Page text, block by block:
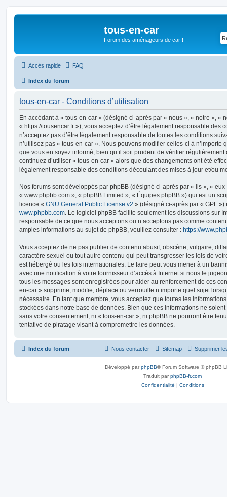
tous-en-car
Forum des aménageurs de car !
Accès rapide FAQ
Index du forum
tous-en-car - Conditions d’utilisation
En accédant à « tous-en-car » (désigné ci-après par « nous », « notre », «
« https://tousencar.fr »), vous acceptez d’être légalement responsable des
n’acceptez pas d’être légalement responsable de toutes les conditions
n’utilisez pas « tous-en-car ». Nous pouvons modifier celles-ci à n’importe
que vous en soyez informé, bien qu’il soit prudent de vérifier
continuez d’utiliser « tous-en-car » alors que des changements ont été
légalement responsable des conditions découlant des mises à jour et/ou
Nos forums sont développés par phpBB (désigné ci-après par « ils », «
« www.phpbb.com », « phpBB Limited », « Équipes phpBB ») qui est un
licence « GNU General Public License v2 » (désigné ci-après par « GPL
www.phpbb.com . Le logiciel phpBB facilite seulement les discussions sur
responsable de ce que nous acceptons ou n’acceptons pas comme
amples informations au sujet de phpBB, veuillez consulter : https://
Vous acceptez de ne pas publier de contenu abusif, obscène, vulgaire,
caractère sexuel ou tout autre contenu qui peut transgresser les lois de
est hébergé ou les lois internationales. Le faire peut vous mener à un
avec une notification à votre fournisseur d’accès à Internet si nous le
tous les messages sont enregistrées pour aider au renforcement de ces
en-car » supprime, modifie, déplace ou verrouille n’importe quel sujet
nécessaire. En tant que membre, vous acceptez que toutes les
stockées dans notre base de données. Bien que ces informations ne
sans votre consentement, ni « tous-en-car », ni phpBB ne pourront être
tentative de piratage visant à compromettre les données.
Index du forum Supprimer
Sitemap
Nous contacter
Développé parphpBB® Forum Software © phpBB
Traduit parphpBB-fr.com
Confidentialité | Conditions